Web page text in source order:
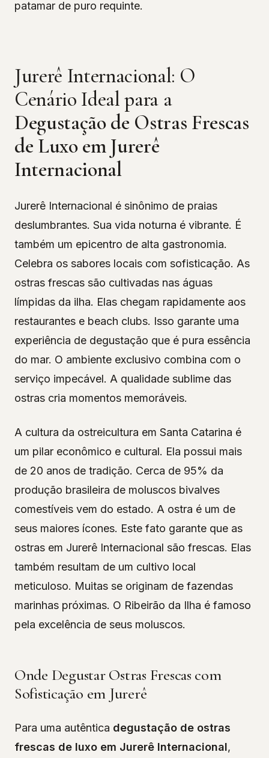
patamar de puro requinte.
Jurerê Internacional: O
Cenário Ideal para a
Degustação de Ostras Frescas
de Luxo em Jurerê
Internacional
Jurerê Internacional é sinônimo de praias
deslumbrantes. Sua vida noturna é vibrante. É
também um epicentro de alta gastronomia.
Celebra os sabores locais com sofisticação. As
ostras frescas são cultivadas nas águas
límpidas da ilha. Elas chegam rapidamente aos
restaurantes e beach clubs. Isso garante uma
experiência de degustação que é pura essência
do mar. O ambiente exclusivo combina com o
serviço impecável. A qualidade sublime das
ostras cria momentos memoráveis.
A cultura da ostreicultura em Santa Catarina é
um pilar econômico e cultural. Ela possui mais
de 20 anos de tradição. Cerca de 95% da
produção brasileira de moluscos bivalves
comestíveis vem do estado. A ostra é um de
seus maiores ícones. Este fato garante que as
ostras em Jurerê Internacional são frescas. Elas
também resultam de um cultivo local
meticuloso. Muitas se originam de fazendas
marinhas próximas. O Ribeirão da Ilha é famoso
pela excelência de seus moluscos.
Onde Degustar Ostras Frescas com
Sofisticação em Jurerê
Para uma autêntica degustação de ostras
frescas de luxo em Jurerê Internacional,